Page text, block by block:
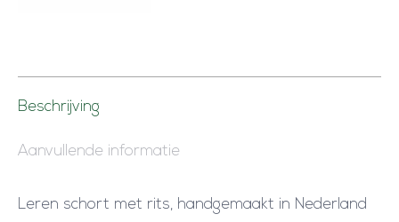
Beschrijving
Aanvullende informatie
Leren schort met rits, handgemaakt in Nederland